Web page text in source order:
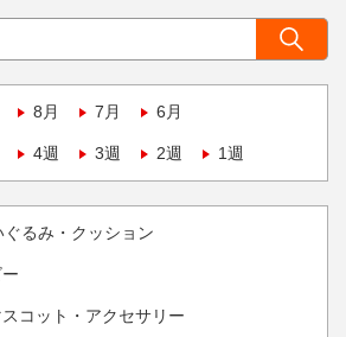
8月 7月 6月
4週 3週 2週 1週
ぐるみ・クッション
コット・アクセサリー